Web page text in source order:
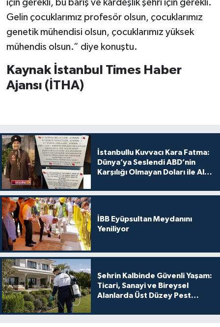
için gerekli, bu barış ve kardeşlik şehri için gerekli.
Gelin çocuklarımız profesör olsun, çocuklarımız
genetik mühendisi olsun, çocuklarımız yüksek
mühendis olsun.” diye konuştu.
Kaynak İstanbul Times Haber
Ajansı (İTHA)
İstanbullu Kuvvacı Kara Fatma:
Dünya’ya Seslendi ABD’nin
Karşılığı Olmayan Doları ile Alış
İBB Eyüpsultan Meydanını
Yeniliyor
Şehrin Kalbinde Güvenli Yaşam:
Ticari, Sanayi ve Bireysel
Alanlarda Üst Düzey Pest